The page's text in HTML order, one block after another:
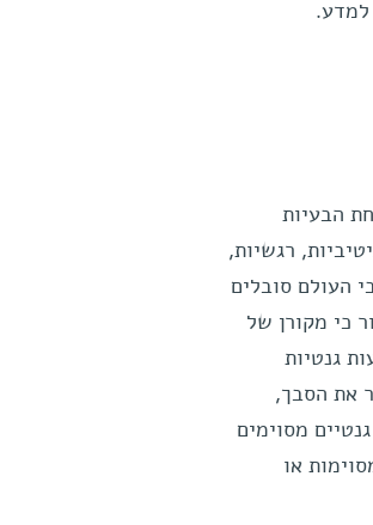
למדע.
הבעיות
רגשיות,
איש ברחבי העולם סובלים
כי מקורן של
גנטיות
את הסבך,
מסוימים
או